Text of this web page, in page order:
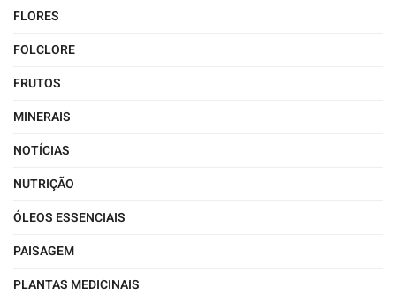
FLORES
FOLCLORE
FRUTOS
MINERAIS
NOTÍCIAS
NUTRIÇÃO
ÓLEOS ESSENCIAIS
PAISAGEM
PLANTAS MEDICINAIS